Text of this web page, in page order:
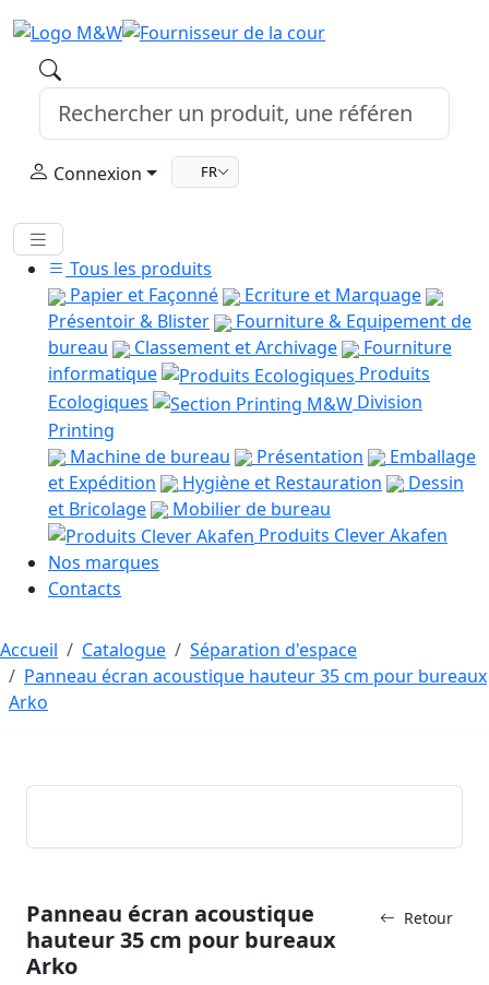
Connexion FR
Tous les produits
Papier et Façonné
Ecriture et Marquage
Présentoir & Blister
Fourniture & Equipement de
bureau
Classement et Archivage
Fourniture
informatique
Produits
Ecologiques
Division
Printing
Machine de bureau
Présentation
Emballage
et Expédition
Hygiène et Restauration
Dessin
et Bricolage
Mobilier de bureau
Produits Clever Akafen
Nos marques
Contacts
Accueil Catalogue
Séparation d'espace
Panneau écran acoustique hauteur 35 cm pour bureaux
Arko
Retour
Panneau écran acoustique
hauteur 35 cm pour bureaux
Arko